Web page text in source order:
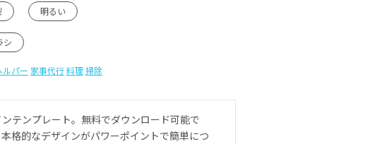
明るい
シ
ルパー 家事代行料理 掃除
テンプレート。無料でダウンロード可能で
格的なデザインがパワーポイントで簡単につ